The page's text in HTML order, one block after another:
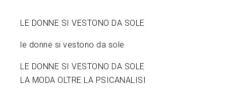
LE DONNE SI VESTONO DA SOLE
le donne si vestono da sole
LE DONNE SI VESTONO DA SOLE
LA MODA OLTRE LA PSICANALISI